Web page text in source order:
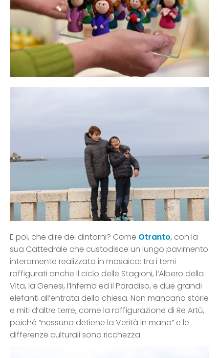
E poi, che dire dei dintorni? Come Otranto, con la
sua Cattedrale che custodisce un lungo pavimento
interamente realizzato in mosaico: tra i temi
raffigurati anche il ciclo delle Stagioni, l’Albero della
Vita, la Genesi, l’Inferno ed il Paradiso, e due grandi
elefanti all’entrata della chiesa. Non mancano storie
e miti d’altre terre, come la raffigurazione di Re Artù,
poiché “nessuno detiene la Verità in mano” e le
differenze culturali sono ricchezza.